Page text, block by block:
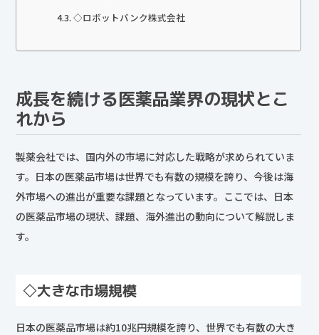
◇ロボットバンク株式会社
成長を続ける医薬品業界の現状とこ
れから
製薬会社では、国内外の市場に対応した戦略が求められていま
す。日本の医薬品市場は世界でも有数の規模を誇り、今後は海
外市場への進出が重要な課題となっています。ここでは、日本
の医薬品市場の現状、課題、海外進出の動向について解説しま
す。
◇大きな市場規模
日本の医薬品市場は約10兆円規模を誇り、世界でも有数の大き